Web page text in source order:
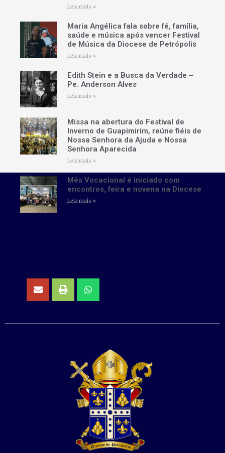
Leia mais »
Maria Angélica fala sobre fé, família,
saúde e música após vencer Festival
de Música da Diocese de Petrópolis
Leia mais »
Edith Stein e a Busca da Verdade –
Pe. Anderson Alves
Leia mais »
Missa na abertura do Festival de
Inverno de Guapimirim, reúne fiéis de
Nossa Senhora da Ajuda e Nossa
Senhora Aparecida
Leia mais »
Mês Vocacional é iniciado com
encontros, feira e novena na Diocese
Leia mais »